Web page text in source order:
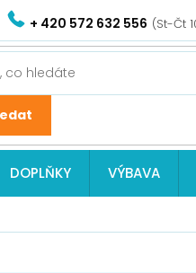
+ 420 572 632 556
DOPLŇKY VÝBAVA